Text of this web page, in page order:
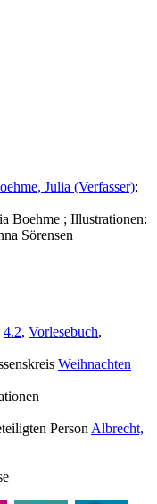
Julia (Verfasser);
Boehme ; Illustrationen:
Sörensen
4.2, Vorlesebuch,
Weihnachten
Person Albrecht,